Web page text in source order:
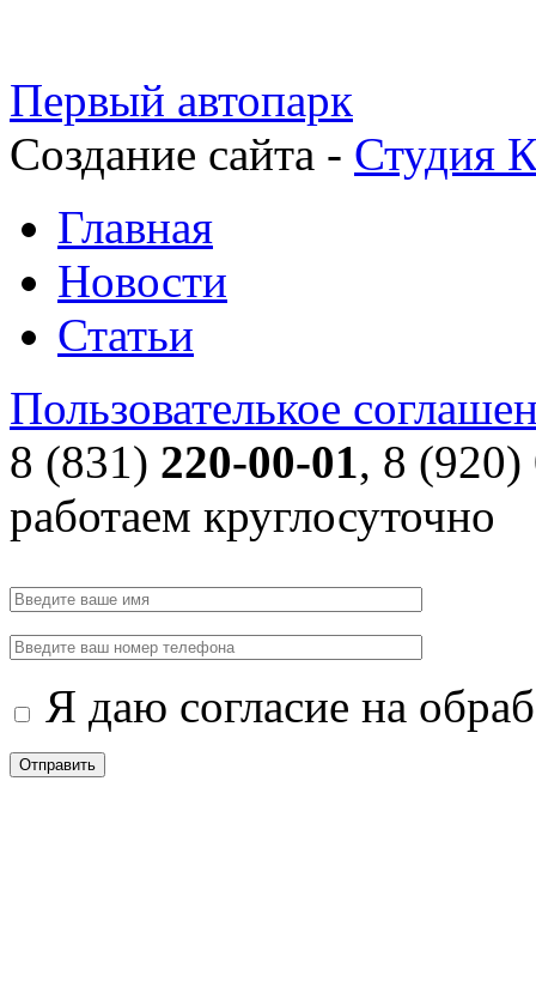
Первый автопарк
Создание сайта - Студия
Главная
Новости
Статьи
Пользователькое
8 (831) 220-00-01, 8 (920)
работаем круглосуточно
Я даю согласие на